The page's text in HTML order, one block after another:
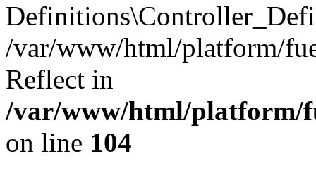
/var/www/html/platform/
Reflect in
/var/www/html/platform/
on line 104